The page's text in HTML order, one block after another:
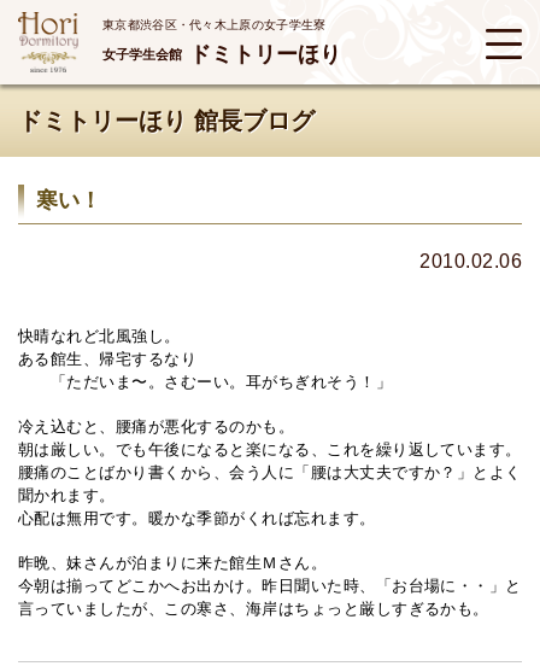
東京都渋谷区・代々木上原の女子学生寮
女子学生会館 ドミトリーほり
ドミトリーほり 館長ブログ
寒い！
2010.02.06
快晴なれど北風強し。
ある館生、帰宅するなり
「ただいま〜。さむーい。耳がちぎれそう！」
冷え込むと、腰痛が悪化するのかも。
朝は厳しい。でも午後になると楽になる、これを繰り返しています。
腰痛のことばかり書くから、会う人に「腰は大丈夫ですか？」とよく
聞かれます。
心配は無用です。暖かな季節がくれば忘れます。
昨晩、妹さんが泊まりに来た館生Ｍさん。
今朝は揃ってどこかへお出かけ。昨日聞いた時、「お台場に・・」と
言っていましたが、この寒さ、海岸はちょっと厳しすぎるかも。